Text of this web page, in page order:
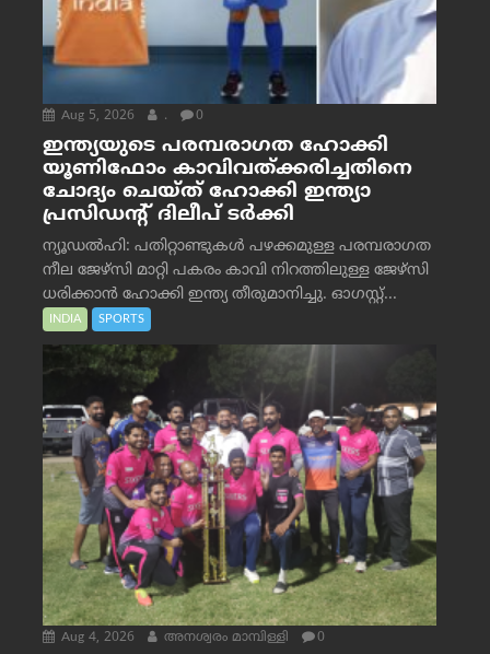
Aug 5, 2026 . 0
ഇന്ത്യയുടെ പരമ്പരാഗത ഹോക്കി
യൂണിഫോം കാവിവത്ക്കരിച്ചതിനെ
ചോദ്യം ചെയ്ത് ഹോക്കി ഇന്ത്യാ
പ്രസിഡന്റ് ദിലീപ് ടര്‍ക്കി
ന്യൂഡൽഹി: പതിറ്റാണ്ടുകൾ പഴക്കമുള്ള പരമ്പരാഗത
നീല ജേഴ്‌സി മാറ്റി പകരം കാവി നിറത്തിലുള്ള ജേഴ്‌സി
ധരിക്കാൻ ഹോക്കി ഇന്ത്യ തീരുമാനിച്ചു. ഓഗസ്റ്റ്...
INDIA SPORTS
Aug 4, 2026 അനശ്വരം മാമ്പിള്ളി 0